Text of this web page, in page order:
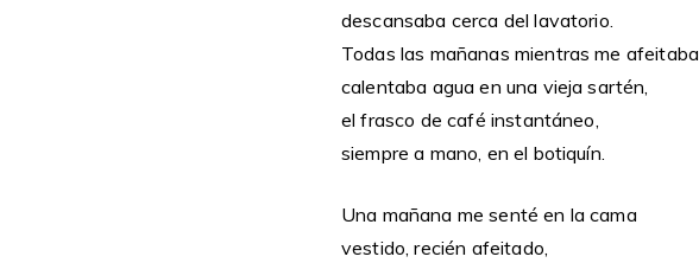
descansaba cerca del lavatorio.
Todas las mañanas mientras me afeitaba
calentaba agua en una vieja sartén,
el frasco de café instantáneo,
siempre a mano, en el botiquín.
Una mañana me senté en la cama
vestido, recién afeitado,